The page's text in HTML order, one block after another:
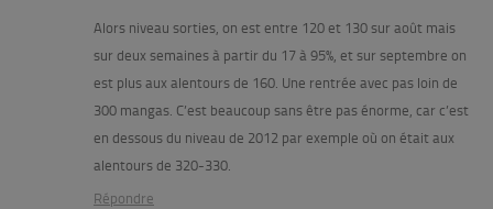
Alors niveau sorties, on est entre 120 et 130 sur août mais
sur deux semaines à partir du 17 à 95%, et sur septembre on
est plus aux alentours de 160. Une rentrée avec pas loin de
300 mangas. C’est beaucoup sans être pas énorme, car c’est
en dessous du niveau de 2012 par exemple où on était aux
alentours de 320-330.
Répondre